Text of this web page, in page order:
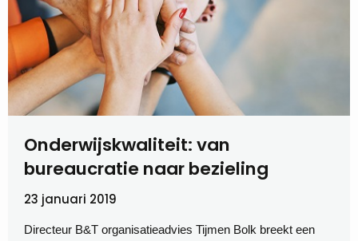
Onderwijskwaliteit: van
bureaucratie naar bezieling
23 januari 2019
Directeur B&T organisatieadvies Tijmen Bolk breekt een